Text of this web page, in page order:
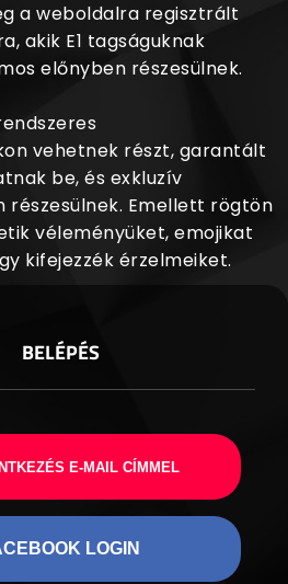
a weboldalra regisztrált
akik E1 tagságuknak
előnyben részesülnek.
vehetnek részt, garantált
be, és exkluzív
részesülnek. Emellett rögtön
véleményüket, emojikat
kifejezzék érzelmeiket.
BELÉPÉS
E-MAIL CÍMMEL
LOGIN